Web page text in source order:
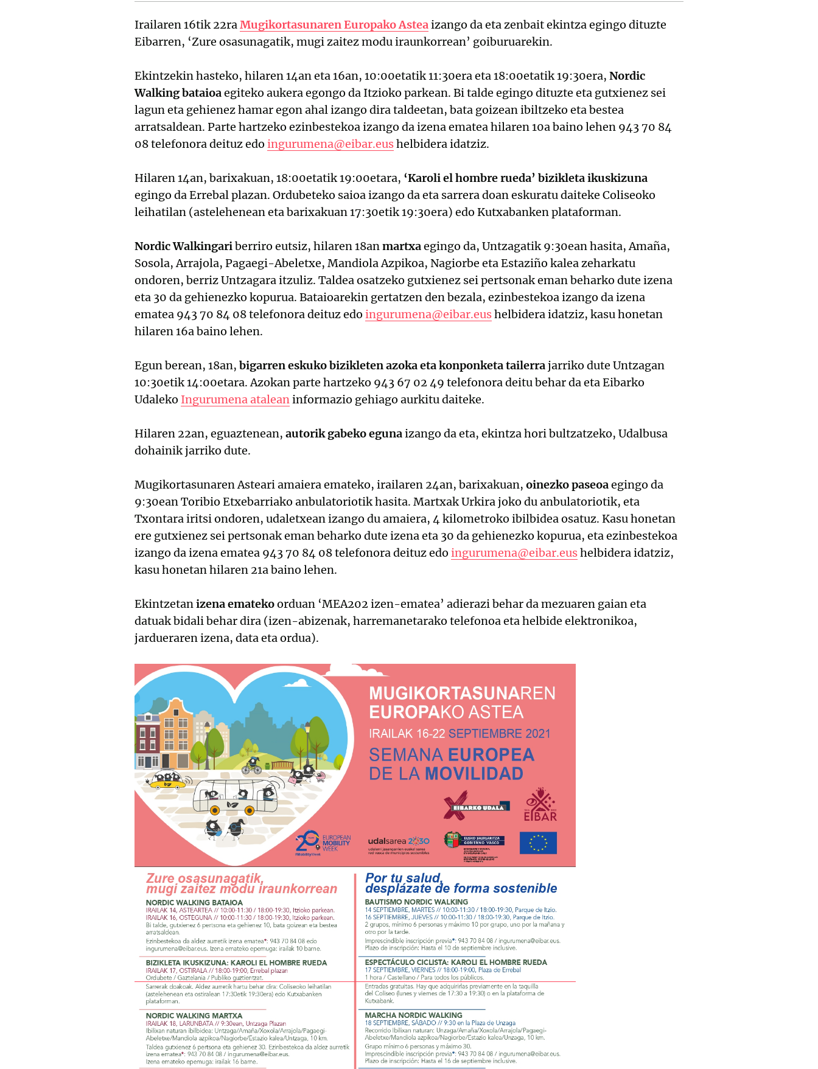
Irailaren 16tik 22raMugikortasunaren Europako Asteaizango da eta zenbait ekintza egingo dituzte
Eibarren, ‘Zure osasunagatik, mugi zaitez modu iraunkorrean’ goiburuarekin.
Ekintzekin hasteko, hilaren 14an eta 16an, 10:00etatik 11:30era eta 18:00etatik 19:30era, Nordic
Walking bataioaegiteko aukera egongo da Itzioko parkean. Bi talde egingo dituzte eta gutxienez sei
lagun eta gehienez hamar egon ahal izango dira taldeetan, bata goizean ibiltzeko eta bestea
arratsaldean. Parte hartzeko ezinbestekoa izango da izena ematea hilaren 10a baino lehen 943 70 84
08 telefonora deituz edo ingurumena@eibar.eushelbidera idatziz.
Hilaren 14an, barixakuan, 18:00etatik 19:00etara, ‘Karoli el hombre rueda’ bizikleta ikuskizuna
egingo da Errebal plazan. Ordubeteko saioa izango da eta sarrera doan eskuratu daiteke Coliseoko
leihatilan (astelehenean eta barixakuan 17:30etik 19:30era) edo Kutxabanken plataforman.
Nordic Walkingariberriro eutsiz, hilaren 18anmartxaegingo da, Untzagatik 9:30ean hasita, Amaña,
Sosola, Arrajola, Pagaegi-Abeletxe, Mandiola Azpikoa, Nagiorbe eta Estaziño kalea zeharkatu
ondoren, berriz Untzagara itzuliz. Taldea osatzeko gutxienez sei pertsonak eman beharko dute izena
eta 30 da gehienezko kopurua. Bataioarekin gertatzen den bezala, ezinbestekoa izango da izena
ematea 943 70 84 08 telefonora deituz edo ingurumena@eibar.eushelbidera idatziz, kasu honetan
hilaren 16a baino lehen.
Egun berean, 18an, bigarren eskuko bizikleten azoka eta konponketa tailerrajarriko dute Untzagan
10:30etik 14:00etara. Azokan parte hartzeko 943 67 02 49 telefonora deitu behar da eta Eibarko
Udaleko Ingurumena ataleaninformazio gehiago aurkitu daiteke.
Hilaren 22an, eguaztenean, autorik gabeko egunaizango da eta, ekintza hori bultzatzeko, Udalbusa
dohainik jarriko dute.
Mugikortasunaren Asteari amaiera emateko, irailaren 24an, barixakuan, oinezko paseoaegingo da
9:30ean Toribio Etxebarriako anbulatoriotik hasita. Martxak Urkira joko du anbulatoriotik, eta
Txontara iritsi ondoren, udaletxean izango du amaiera, 4 kilometroko ibilbidea osatuz. Kasu honetan
ere gutxienez sei pertsonak eman beharko dute izena eta 30 da gehienezko kopurua, eta ezinbestekoa
izango da izena ematea 943 70 84 08 telefonora deituz edo ingurumena@eibar.eushelbidera idatziz,
kasu honetan hilaren 21a baino lehen.
Ekintzetanizena ematekoorduan ‘MEA202 izen-ematea’ adierazi behar da mezuaren gaian eta
datuak bidali behar dira (izen-abizenak, harremanetarako telefonoa eta helbide elektronikoa,
jardueraren izena, data eta ordua).